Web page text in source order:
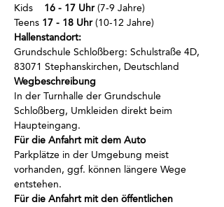
Kids 16 - 17 Uhr (7-9 Jahre)
Teens 17 - 18 Uhr (10-12 Jahre)
Hallenstandort:
Grundschule Schloßberg: Schulstraße 4D,
83071 Stephanskirchen, Deutschland
Wegbeschreibung
In der Turnhalle der Grundschule
Schloßberg, Umkleiden direkt beim
Haupteingang.
Für die Anfahrt mit dem Auto
Parkplätze in der Umgebung meist
vorhanden, ggf. können längere Wege
entstehen.
Für die Anfahrt mit den öffentlichen